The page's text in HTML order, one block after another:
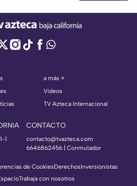
a más +
Videos
TV Azteca Internacional
1
CONTACTO
contacto@tvazteca.com
6646862456 | Conmutador
de CookiesDerechosInversionistas
Trabaja con nosotros